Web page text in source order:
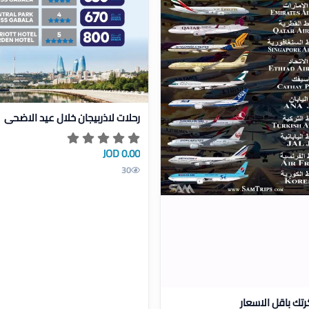
احجز تذكرتك باقل الاسعار
باقل الاسعار
عرض تفاصيل رحلات لاذربيجان
رحلات لاذربيجان خلال عيد الاضحى
0.00 JOD
30